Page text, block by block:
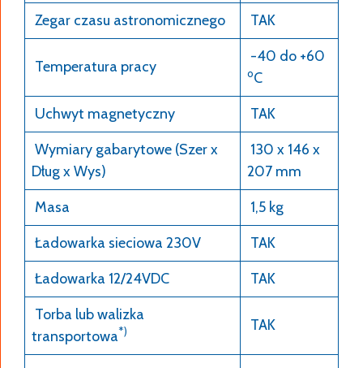
Zegar czasu astronomicznego TAK
Temperatura pracy
-40 do +60
oC
Uchwyt magnetyczny
TAK
Wymiary gabarytowe (Szer x
Dług x Wys)
130 x 146 x
207 mm
Masa
1,5 kg
Ładowarka sieciowa 230V
TAK
Ładowarka 12/24VDC
TAK
Torba lub walizka
transportowa*) TAK